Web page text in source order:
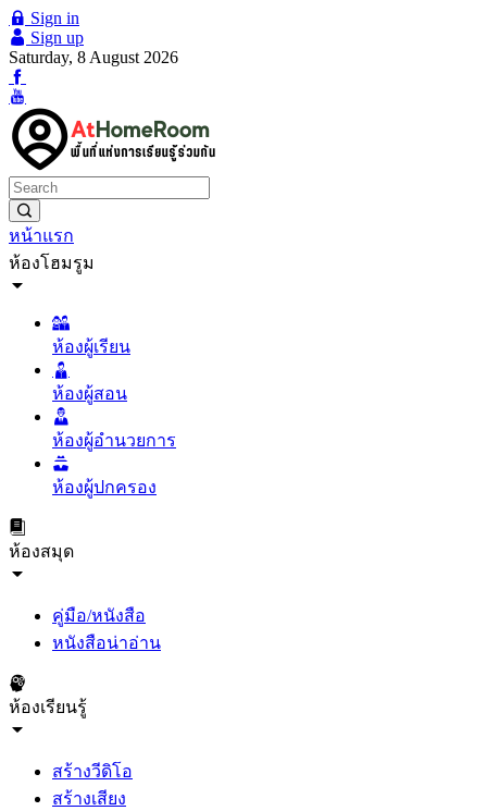
Sign in
Sign up
Saturday, 8 August 2026
หน้าแรก
ห้องโฮมรูม
ห้องผู้เรียน
ห้องผู้สอน
ห้องผู้อำนวยการ
ห้องผู้ปกครอง
ห้องสมุด
คู่มือ/หนังสือ
หนังสือน่าอ่าน
ห้องเรียนรู้
สร้างวีดิโอ
สร้างเสียง